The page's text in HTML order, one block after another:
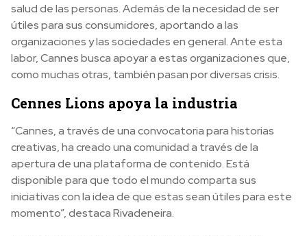
salud de las personas. Además de la necesidad de ser
útiles para sus consumidores, aportando a las
organizaciones y las sociedades en general. Ante esta
labor, Cannes busca apoyar a estas organizaciones que,
como muchas otras, también pasan por diversas crisis.
Cennes Lions apoya la industria
“Cannes, a través de una convocatoria para historias
creativas, ha creado una comunidad a través de la
apertura de una plataforma de contenido. Está
disponible para que todo el mundo comparta sus
iniciativas con la idea de que estas sean útiles para este
momento”, destaca Rivadeneira.